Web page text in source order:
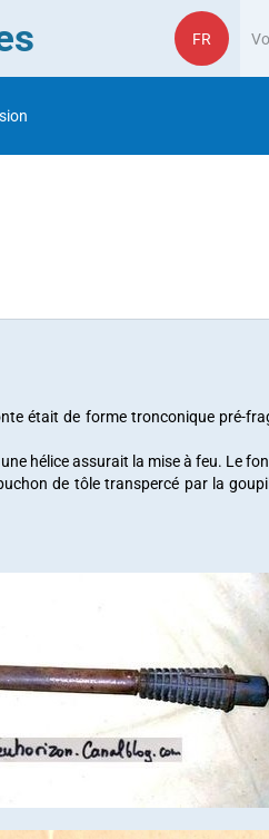
FR
était de forme tronconique pré-
hélice assurait la mise à feu. Le
de tôle transpercé par la